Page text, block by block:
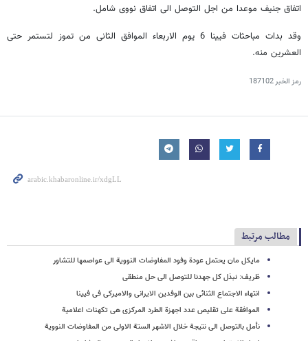
اتفاق جنیف موعدا من اجل التوصل الی اتفاق نووی شامل.
وقد بدات مباحثات فیینا 6 یوم الاربعاء الموافق الثانی من تموز لتستمر حتی
العشرین منه.
رمز الخبر187102
مطالب مرتبط
مایکل مان یحتمل عودة وفود المفاوضات النوویة الی عواصمها للتشاور
ظریف: نبذل کل جهدنا للتوصل الی حل منطقی
انتهاء الاجتماع الثنائی بین الوفدین الایرانی والامیرکی فی فیینا
الموافقة علی تقلیص عدد اجهزة الطرد المرکزی هی تکهنات اعلامیة
نأمل بالتوصل الی نتیجة خلال الاشهر الستة الاولی من المفاوضات النوویة